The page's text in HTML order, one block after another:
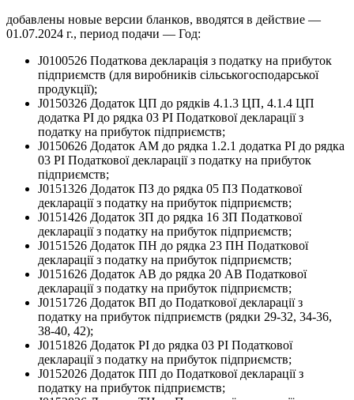
добавлены новые версии бланков, вводятся в действие —
01.07.2024 г., период подачи — Год:
J0100526 Податкова декларація з податку на прибуток
підприємств (для виробників сільськогосподарської
продукції);
J0150326 Додаток ЦП до рядків 4.1.3 ЦП, 4.1.4 ЦП
додатка РІ до рядка 03 РІ Податкової декларації з
податку на прибуток підприємств;
J0150626 Додаток АМ до рядка 1.2.1 додатка РІ до рядка
03 РІ Податкової декларації з податку на прибуток
підприємств;
J0151326 Додаток ПЗ до рядка 05 ПЗ Податкової
декларації з податку на прибуток підприємств;
J0151426 Додаток ЗП до рядка 16 ЗП Податкової
декларації з податку на прибуток підприємств;
J0151526 Додаток ПН до рядка 23 ПН Податкової
декларації з податку на прибуток підприємств;
J0151626 Додаток АВ до рядка 20 АВ Податкової
декларації з податку на прибуток підприємств;
J0151726 Додаток ВП до Податкової декларації з
податку на прибуток підприємств (рядки 29-32, 34-36,
38-40, 42);
J0151826 Додаток РІ до рядка 03 РІ Податкової
декларації з податку на прибуток підприємств;
J0152026 Додаток ПП до Податкової декларації з
податку на прибуток підприємств;